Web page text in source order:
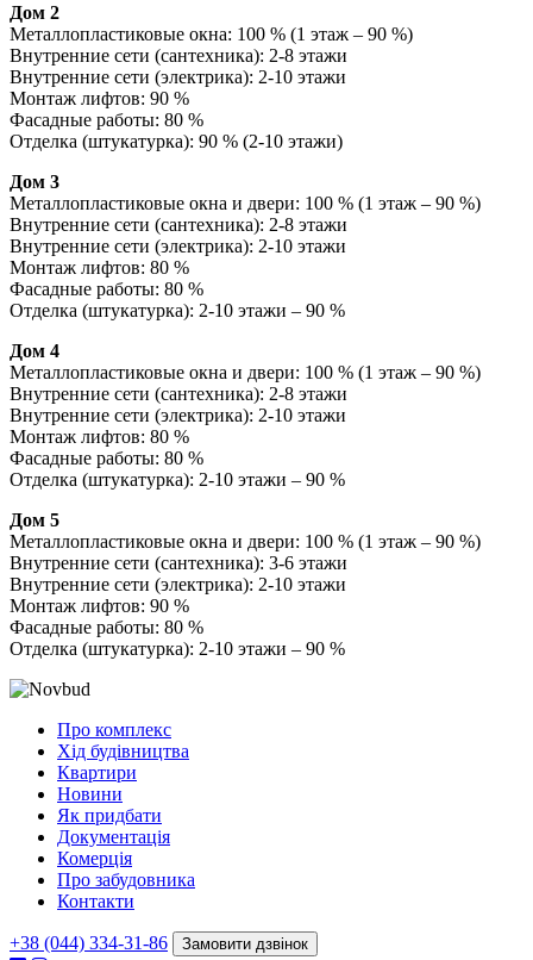
Дом 2
Металлопластиковые окна: 100 % (1 этаж – 90 %)
Внутренние сети (сантехника): 2-8 этажи
Внутренние сети (электрика): 2-10 этажи
Монтаж лифтов: 90 %
Фасадные работы: 80 %
Отделка (штукатурка): 90 % (2-10 этажи)
Дом 3
Металлопластиковые окна и двери: 100 % (1 этаж – 90 %)
Внутренние сети (сантехника): 2-8 этажи
Внутренние сети (электрика): 2-10 этажи
Монтаж лифтов: 80 %
Фасадные работы: 80 %
Отделка (штукатурка): 2-10 этажи – 90 %
Дом 4
Металлопластиковые окна и двери: 100 % (1 этаж – 90 %)
Внутренние сети (сантехника): 2-8 этажи
Внутренние сети (электрика): 2-10 этажи
Монтаж лифтов: 80 %
Фасадные работы: 80 %
Отделка (штукатурка): 2-10 этажи – 90 %
Дом 5
Металлопластиковые окна и двери: 100 % (1 этаж – 90 %)
Внутренние сети (сантехника): 3-6 этажи
Внутренние сети (электрика): 2-10 этажи
Монтаж лифтов: 90 %
Фасадные работы: 80 %
Отделка (штукатурка): 2-10 этажи – 90 %
Про комплекс
Хід будівництва
Квартири
Новини
Як придбати
Документація
Комерція
Про забудовника
Контакти
+38 (044) 334-31-86 Замовити дзвінок